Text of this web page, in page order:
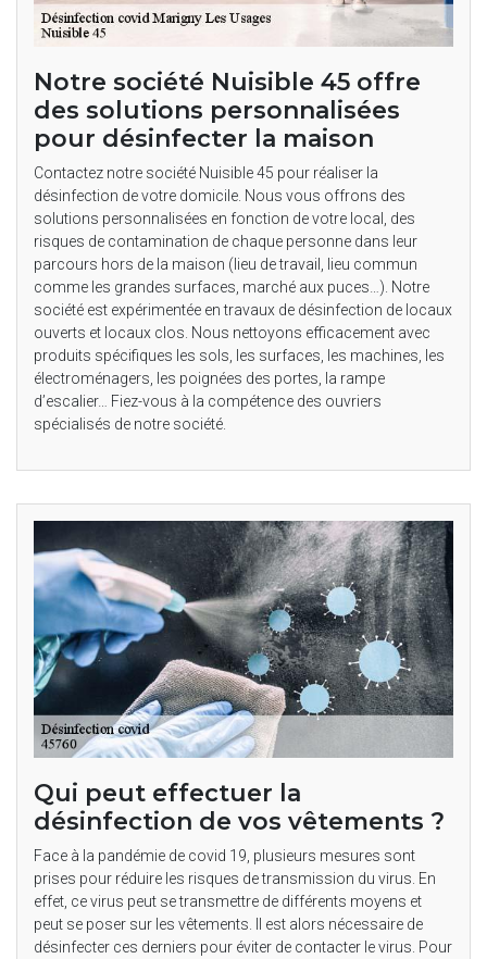
Notre société Nuisible 45 offre
des solutions personnalisées
pour désinfecter la maison
Contactez notre société Nuisible 45 pour réaliser la
désinfection de votre domicile. Nous vous offrons des
solutions personnalisées en fonction de votre local, des
risques de contamination de chaque personne dans leur
parcours hors de la maison (lieu de travail, lieu commun
comme les grandes surfaces, marché aux puces…). Notre
société est expérimentée en travaux de désinfection de locaux
ouverts et locaux clos. Nous nettoyons efficacement avec
produits spécifiques les sols, les surfaces, les machines, les
électroménagers, les poignées des portes, la rampe
d’escalier… Fiez-vous à la compétence des ouvriers
spécialisés de notre société.
Qui peut effectuer la
désinfection de vos vêtements ?
Face à la pandémie de covid 19, plusieurs mesures sont
prises pour réduire les risques de transmission du virus. En
effet, ce virus peut se transmettre de différents moyens et
peut se poser sur les vêtements. Il est alors nécessaire de
désinfecter ces derniers pour éviter de contacter le virus. Pour